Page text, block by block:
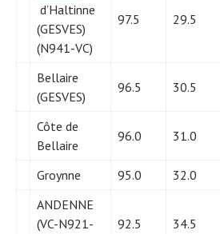
d’Haltinne
(GESVES)
(N941-VC)
97.5 29.5
Bellaire
(GESVES)
96.5 30.5
Côte de
Bellaire
96.0 31.0
Groynne 95.0 32.0
ANDENNE
(VC-N921-
92.5 34.5